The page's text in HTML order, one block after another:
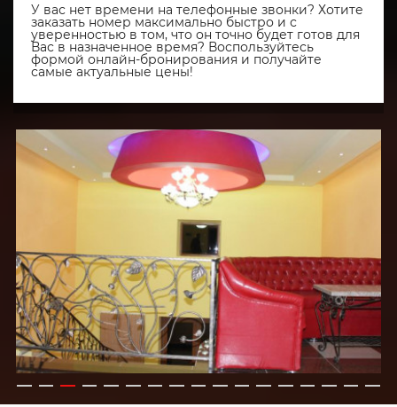
У вас нет времени на телефонные звонки? Хотите
заказать номер максимально быстро и с
уверенностью в том, что он точно будет готов для
Вас в назначенное время? Воспользуйтесь
формой онлайн-бронирования и получайте
самые актуальные цены!